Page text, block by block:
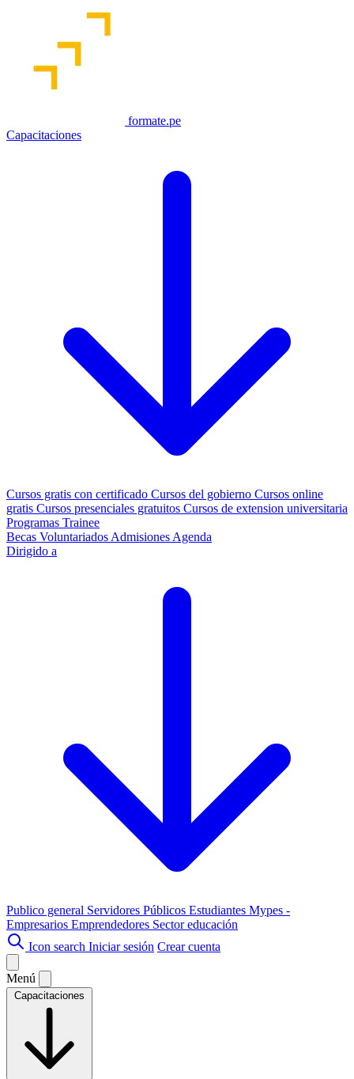
formate.pe
Capacitaciones
Cursos gratis con certificado Cursos del gobierno Cursos online
gratis Cursos presenciales gratuitos Cursos de extension universitaria
Programas Trainee
Becas Voluntariados Admisiones Agenda
Dirigido a
Publico general Servidores Públicos Estudiantes Mypes -
Empresarios Emprendedores Sector educación
Icon search Iniciar sesión Crear cuenta
Menú
Capacitaciones